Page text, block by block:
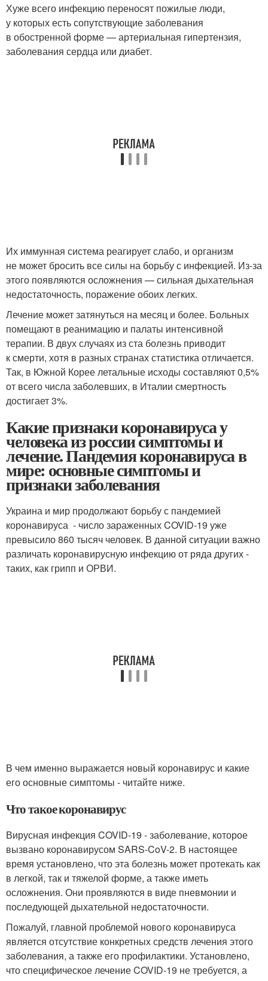
Хуже всего инфекцию переносят пожилые люди,
у которых есть сопутствующие заболевания
в обостренной форме — артериальная гипертензия,
заболевания сердца или диабет.
Их иммунная система реагирует слабо, и организм
не может бросить все силы на борьбу с инфекцией. Из-за
этого появляются осложнения — сильная дыхательная
недостаточность, поражение обоих легких.
Лечение может затянуться на месяц и более. Больных
помещают в реанимацию и палаты интенсивной
терапии. В двух случаях из ста болезнь приводит
к смерти, хотя в разных странах статистика отличается.
Так, в Южной Корее летальные исходы составляют 0,5%
от всего числа заболевших, в Италии смертность
достигает 3%.
Какие признаки коронавируса у
человека из россии симптомы и
лечение. Пандемия коронавируса в
мире: основные симптомы и
признаки заболевания
Украина и мир продолжают борьбу с пандемией
коронавируса - число зараженных COVID-19 уже
превысило 860 тысяч человек. В данной ситуации важно
различать коронавирусную инфекцию от ряда других -
таких, как грипп и ОРВИ.
В чем именно выражается новый коронавирус и какие
его основные симптомы - читайте ниже.
Что такое коронавирус
Вирусная инфекция COVID-19 - заболевание, которое
вызвано коронавирусом SARS-CoV-2. В настоящее
время установлено, что эта болезнь может протекать как
в легкой, так и тяжелой форме, а также иметь
осложнения. Они проявляются в виде пневмонии и
последующей дыхательной недостаточности.
Пожалуй, главной проблемой нового коронавируса
является отсутствие конкретных средств лечения этого
заболевания, а также его профилактики. Установлено,
что специфическое лечение COVID-19 не требуется, а